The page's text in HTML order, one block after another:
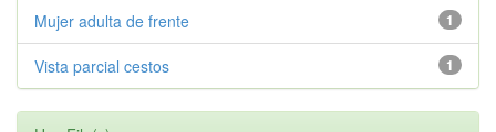
1
Mujer adulta de frente
1
Vista parcial cestos